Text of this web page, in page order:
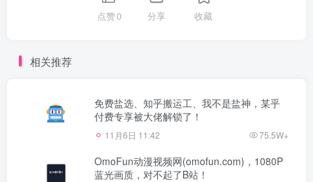
点赞0 分享 收藏
相关推荐
免费盐选、知乎搬运工、我不是盐神，某乎
付费专享被大佬解锁了！
11月6日 11:42 75.5W+
OmoFun动漫视频网(omofun.com)，1080P
蓝光画质，对不起了B站！